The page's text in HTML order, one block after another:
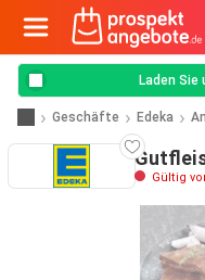
Laden Sie
Geschäfte Edeka
Gültig